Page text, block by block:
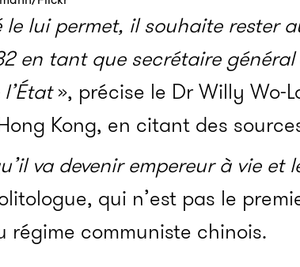
lui permet, il souhaite rester
en tant que secrétaire
», précise le Dr Willy Wo-
Kong, en citant des
va devenir empereur à vie et
qui n’est pas le
régime communiste chinois.